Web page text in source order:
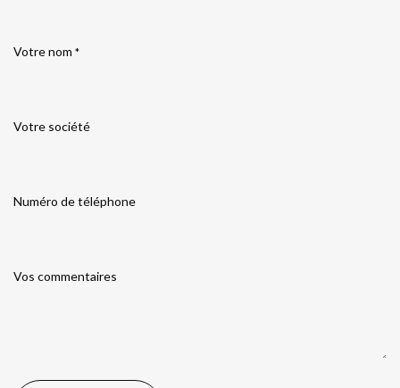
Votre nom *
Votre société
Numéro de téléphone
Vos commentaires